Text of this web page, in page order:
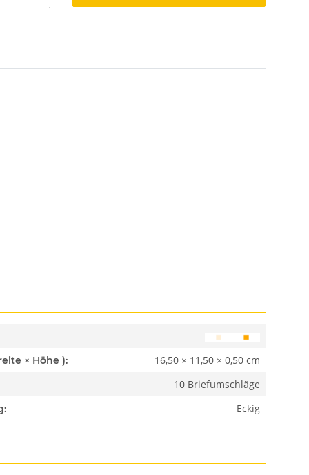
Abmessungen ( Länge × Breite × Höhe ):
16,50 × 11,50 × 0,50 cm
10 Briefumschläge
Eckig